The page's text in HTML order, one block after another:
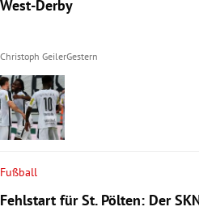
West-Derby
Christoph GeilerGestern
Fußball
Fehlstart für St. Pölten: Der